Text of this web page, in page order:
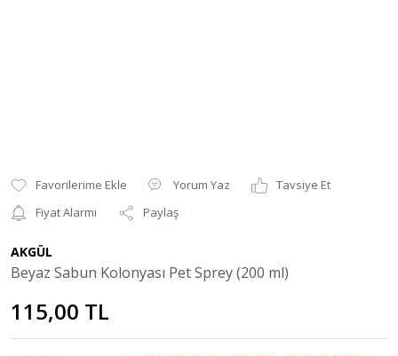
Yorum Yaz
Tavsiye Et
Fiyat Alarmı
Paylaş
AKGÜL
Beyaz Sabun Kolonyası Pet Sprey (200 ml)
115,00 TL